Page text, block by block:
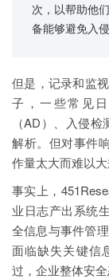
次，以帮助他
备能够避免入
但是，记录和监
子，一些常见
（AD）、入侵
解析。但对事件
作量太大而难以大
事实上，
业日志产出系统
全信息与事件管
面临缺失关键信
过，企业整体安